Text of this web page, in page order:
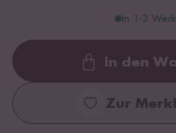
In 1-3
In den
Zur